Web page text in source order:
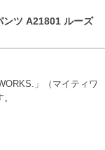
ンツ A21801 ルーズ
」（マイティワ